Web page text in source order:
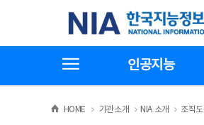
기
한국지능정보사회진흥원
인공지능
HOME >
기관소개 >NIA 소개 >
조직도